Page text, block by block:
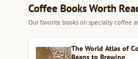
Coffee Books Worth
Our favorite books on specialty coffee
The World Atlas of
Beans to Brewing